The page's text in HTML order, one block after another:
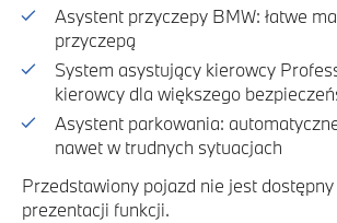
Asystent przyczepy BMW: łatwe
przyczepą
System asystujący kierowcy
kierowcy dla większego
Asystent parkowania:
nawet w trudnych sytuacjach
Przedstawiony pojazd nie jest dostępny
prezentacji funkcji.